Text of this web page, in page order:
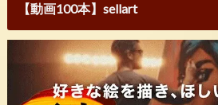
【動画100本】sellart